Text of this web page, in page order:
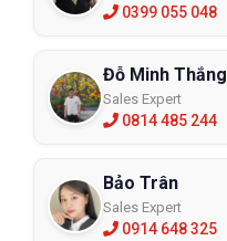
0399 055 048
Đỗ Minh Thắng
Sales Expert
0814 485 244
Bảo Trân
Sales Expert
0914 648 325